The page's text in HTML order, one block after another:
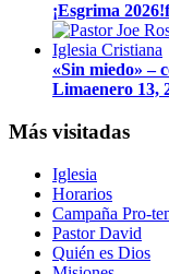
¡Esgrima 2026!
«Sin miedo» –
Limaenero 13,
Más visitadas
Iglesia
Horarios
Campaña Pro-
Pastor David
Quién es Dios